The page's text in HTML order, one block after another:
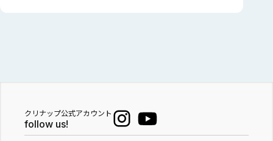
クリナップ公式アカウント
follow us!